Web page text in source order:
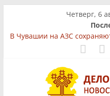
content
Четверг, 6
В Чувашии на АЗС
Бизнес-парк «КУБ»: всё
Фермер из Чувашии